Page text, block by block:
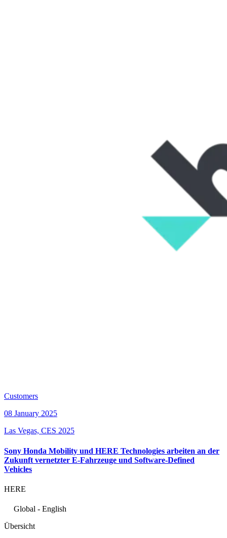
Customers
08 January 2025
Las Vegas, CES 2025
Sony Honda Mobility und HERE Technologies arbeiten an der
Zukunft vernetzter E-Fahrzeuge und Software-Defined
Vehicles
HERE
Global - English
Übersicht